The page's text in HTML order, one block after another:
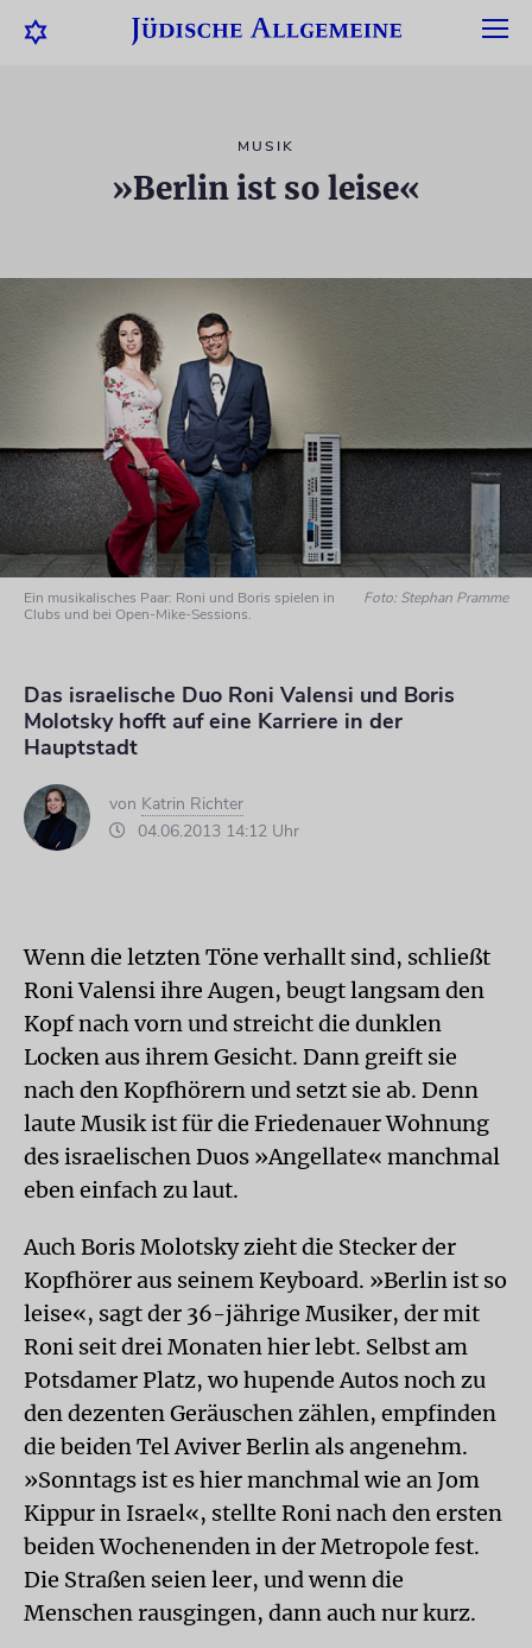
MUSIK
»Berlin ist so leise«
Ein musikalisches Paar: Roni und Boris spielen in
Clubs und bei Open-Mike-Sessions.
Foto: Stephan Pramme
Das israelische Duo Roni Valensi und Boris
Molotsky hofft auf eine Karriere in der
Hauptstadt
von Katrin Richter
04.06.2013 14:12 Uhr
Wenn die letzten Töne verhallt sind, schließt
Roni Valensi ihre Augen, beugt langsam den
Kopf nach vorn und streicht die dunklen
Locken aus ihrem Gesicht. Dann greift sie
nach den Kopfhörern und setzt sie ab. Denn
laute Musik ist für die Friedenauer Wohnung
des israelischen Duos »Angellate« manchmal
eben einfach zu laut.
Auch Boris Molotsky zieht die Stecker der
Kopfhörer aus seinem Keyboard. »Berlin ist so
leise«, sagt der 36-jährige Musiker, der mit
Roni seit drei Monaten hier lebt. Selbst am
Potsdamer Platz, wo hupende Autos noch zu
den dezenten Geräuschen zählen, empfinden
die beiden Tel Aviver Berlin als angenehm.
»Sonntags ist es hier manchmal wie an Jom
Kippur in Israel«, stellte Roni nach den ersten
beiden Wochenenden in der Metropole fest.
Die Straßen seien leer, und wenn die
Menschen rausgingen, dann auch nur kurz.